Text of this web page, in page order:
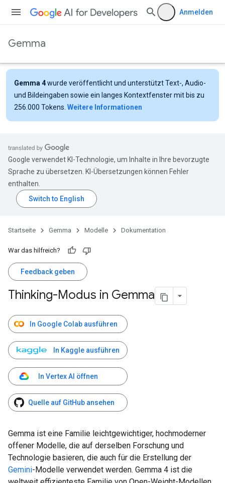
Anmelden
Gemma
Gemma 4wurde veröffentlicht und unterstützt Text-, Audio-
und Bildeingaben sowie ein langes Kontextfenster mit bis zu
256.000 Tokens. Weitere Informationen
Google verwendet KI-Technologie, um Inhalte in Ihre bevorzugte
Sprache zu übersetzen. KI-Übersetzungen können Fehler
enthalten.
Startseite Gemma Modelle Dokumentation
War das hilfreich?
Feedback geben
Thinking-Modus in Gemma
In Google Colab ausführen
In Kaggle ausführen
In Vertex AI öffnen
Quelle auf GitHub ansehen
Gemma ist eine Familie leichtgewichtiger, hochmoderner
offener Modelle, die auf derselben Forschung und
Technologie basieren, die auch für die Erstellung der
Gemini-Modelle verwendet werden. Gemma 4 ist die